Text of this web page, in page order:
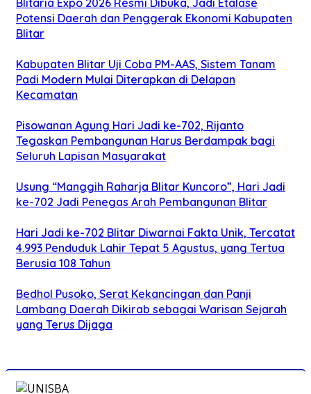
Potensi Daerah dan Penggerak Ekonomi Kabupaten
Blitar
Kabupaten Blitar Uji Coba PM-AAS, Sistem Tanam
Padi Modern Mulai Diterapkan di Delapan
Kecamatan
Pisowanan Agung Hari Jadi ke-702, Rijanto
Tegaskan Pembangunan Harus Berdampak bagi
Seluruh Lapisan Masyarakat
Usung “Manggih Raharja Blitar Kuncoro”, Hari Jadi
ke-702 Jadi Penegas Arah Pembangunan Blitar
Hari Jadi ke-702 Blitar Diwarnai Fakta Unik, Tercatat
4.993 Penduduk Lahir Tepat 5 Agustus, yang Tertua
Berusia 108 Tahun
Bedhol Pusoko, Serat Kekancingan dan Panji
Lambang Daerah Dikirab sebagai Warisan Sejarah
yang Terus Dijaga